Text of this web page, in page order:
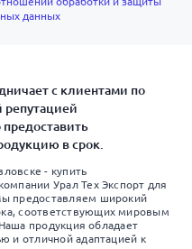
данных
с клиентами по
предоставить
в срок.
- купить
Урал Тех Экспорт для
предоставляем широкий
соответствующих мировым
продукция обладает
и отличной адаптацией к